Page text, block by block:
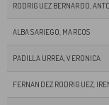
RODRIGUEZ BERNARDO,
ALBA SARIEGO, MARCOS
PADILLA URREA, VERONICA
FERNANDEZ RODRIGUEZ,